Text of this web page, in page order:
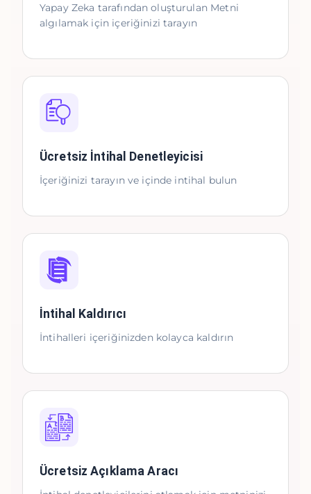
Yapay Zeka tarafından oluşturulan Metni
algılamak için içeriğinizi tarayın
Ücretsiz İntihal Denetleyicisi
İçeriğinizi tarayın ve içinde intihal bulun
İntihal Kaldırıcı
İntihalleri içeriğinizden kolayca kaldırın
Ücretsiz Açıklama Aracı